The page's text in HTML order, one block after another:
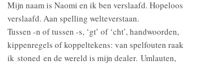
Mijn naam is Naomi en ik ben verslaafd. Hopeloos
verslaafd. Aan spelling welteverstaan.
Tussen -n of tussen -s, ‘gt’ of ‘cht’, handwoorden,
kippenregels of koppeltekens: van spelfouten raak
ik stoned en de wereld is mijn dealer. Umlauten,